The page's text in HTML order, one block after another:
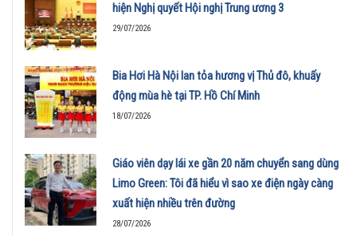
hiện Nghị quyết Hội nghị Trung ương 3
29/07/2026
Bia Hơi Hà Nội lan tỏa hương vị Thủ đô, khuấy
động mùa hè tại TP. Hồ Chí Minh
18/07/2026
Giáo viên dạy lái xe gần 20 năm chuyển sang dùng
Limo Green: Tôi đã hiểu vì sao xe điện ngày càng
xuất hiện nhiều trên đường
28/07/2026